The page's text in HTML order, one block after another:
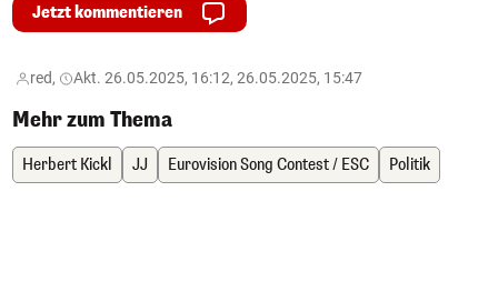
Jetzt kommentieren
red, Akt. 26.05.2025, 16:12, 26.05.2025, 15:47
Mehr zum Thema
Herbert Kickl JJ Eurovision Song Contest / ESC Politik